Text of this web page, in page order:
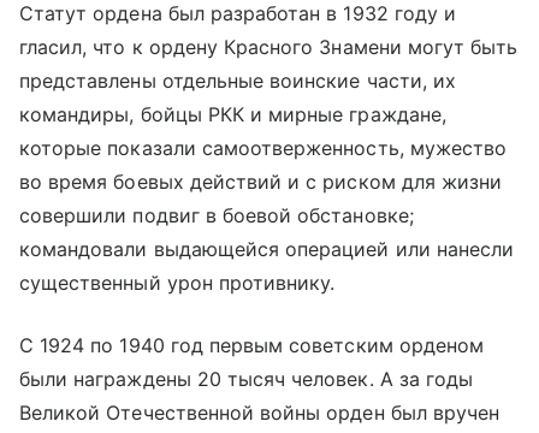
Статут ордена был разработан в 1932 году и
гласил, что к ордену Красного Знамени могут быть
представлены отдельные воинские части, их
командиры, бойцы РКК и мирные граждане,
которые показали самоотверженность, мужество
во время боевых действий и с риском для жизни
совершили подвиг в боевой обстановке;
командовали выдающейся операцией или нанесли
существенный урон противнику.
С 1924 по 1940 год первым советским орденом
были награждены 20 тысяч человек. А за годы
Великой Отечественной войны орден был вручен